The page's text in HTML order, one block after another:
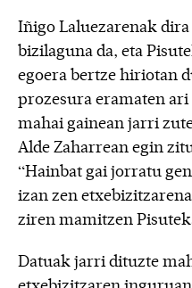
Iñigo Laluezarenak
bizilaguna da, eta
egoera bertze hiriotan
prozesura eramaten
mahai gainean jarri
Alde Zaharrean egin
“Hainbat gai jorratu
izan zen
ziren mamitzen
Datuak jarri dituzte